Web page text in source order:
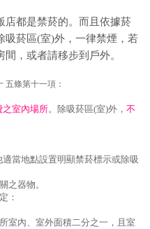
店都是禁菸的。而且依據菸
吸菸區(室)外，一律禁煙，若
，或者請移步到戶外。
五條第十一項：
之室內場所。除吸菸區(室)外， 不
當地點設置明顯禁菸標示或除吸
之器物。
：
室內、室外面積二分之一，且室